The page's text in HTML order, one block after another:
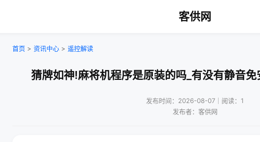
客供网
首页 > 资讯中心 > 遥控解读
猜牌如神!麻将机程序是原装的吗_有没有静音
发布时间：2026-08-07｜阅读：1
发布者：客供网